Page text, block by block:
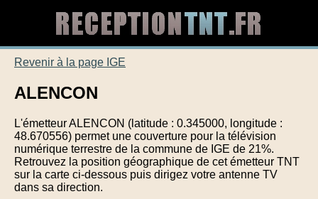
Revenir à la page IGE
ALENCON
L'émetteur ALENCON (latitude : 0.345000, longitude :
48.670556) permet une couverture pour la télévision
numérique terrestre de la commune de IGE de 21%.
Retrouvez la position géographique de cet émetteur TNT
sur la carte ci-dessous puis dirigez votre antenne TV
dans sa direction.